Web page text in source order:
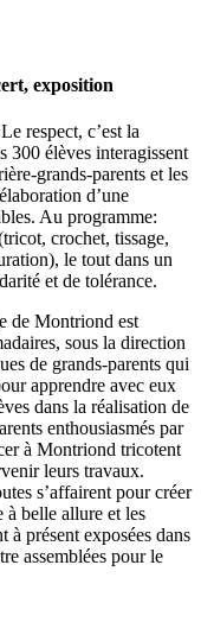
exposition
respect, c’est la
300 élèves interagissent
grands-parents et les
d’une
Au programme:
crochet, tissage,
le tout dans un
et de tolérance.
de Montriond est
sous la direction
de grands-parents qui
apprendre avec eux
dans la réalisation de
enthousiasmés par
à Montriond tricotent
leurs travaux.
s’affairent pour créer
à belle allure et les
à présent exposées dans
assemblées pour le